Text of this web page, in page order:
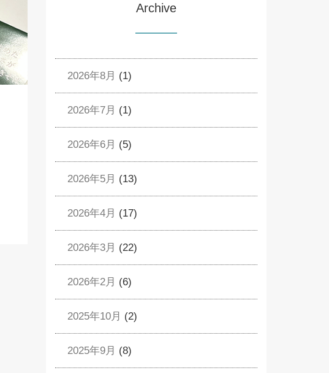
Archive
2026年8月 (1)
2026年7月 (1)
2026年6月 (5)
2026年5月 (13)
2026年4月 (17)
2026年3月 (22)
2026年2月 (6)
2025年10月 (2)
2025年9月 (8)